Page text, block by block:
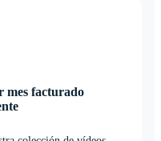
mes facturado